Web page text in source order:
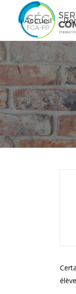
Accueil